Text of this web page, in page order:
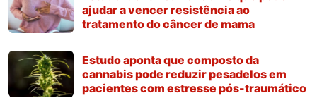
ajudar a vencer resistência ao
tratamento do câncer de mama
Estudo aponta que composto da
cannabis pode reduzir pesadelos em
pacientes com estresse pós-traumático